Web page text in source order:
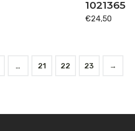
1021365
€24,50
… 21 22 23 →